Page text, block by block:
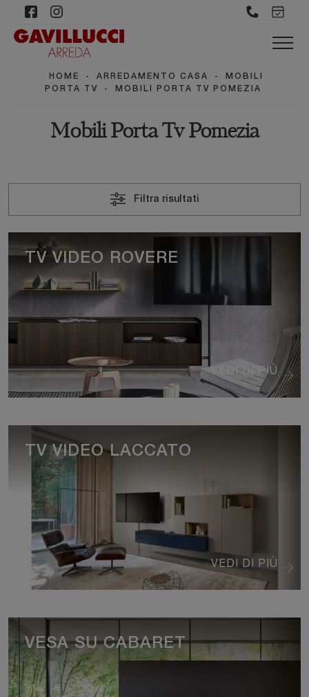
HOME - ARREDAMENTO CASA -
MOBILI
PORTA TV
- MOBILI PORTA TV POMEZIA
Mobili Porta Tv Pomezia
Filtra risultati
VEDI DI PIÙ
TV VIDEO ROVERE
VEDI DI PIÙ
TV VIDEO LACCATO
VESA SU CABARET